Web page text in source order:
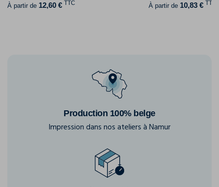
À partir de 12,60 € TTC À partir de 10,83 € TTC
Production 100% belge
Impression dans nos ateliers à Namur